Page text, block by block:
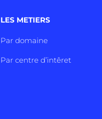
LES METIERS
Par domaine
Par centre d’intêret